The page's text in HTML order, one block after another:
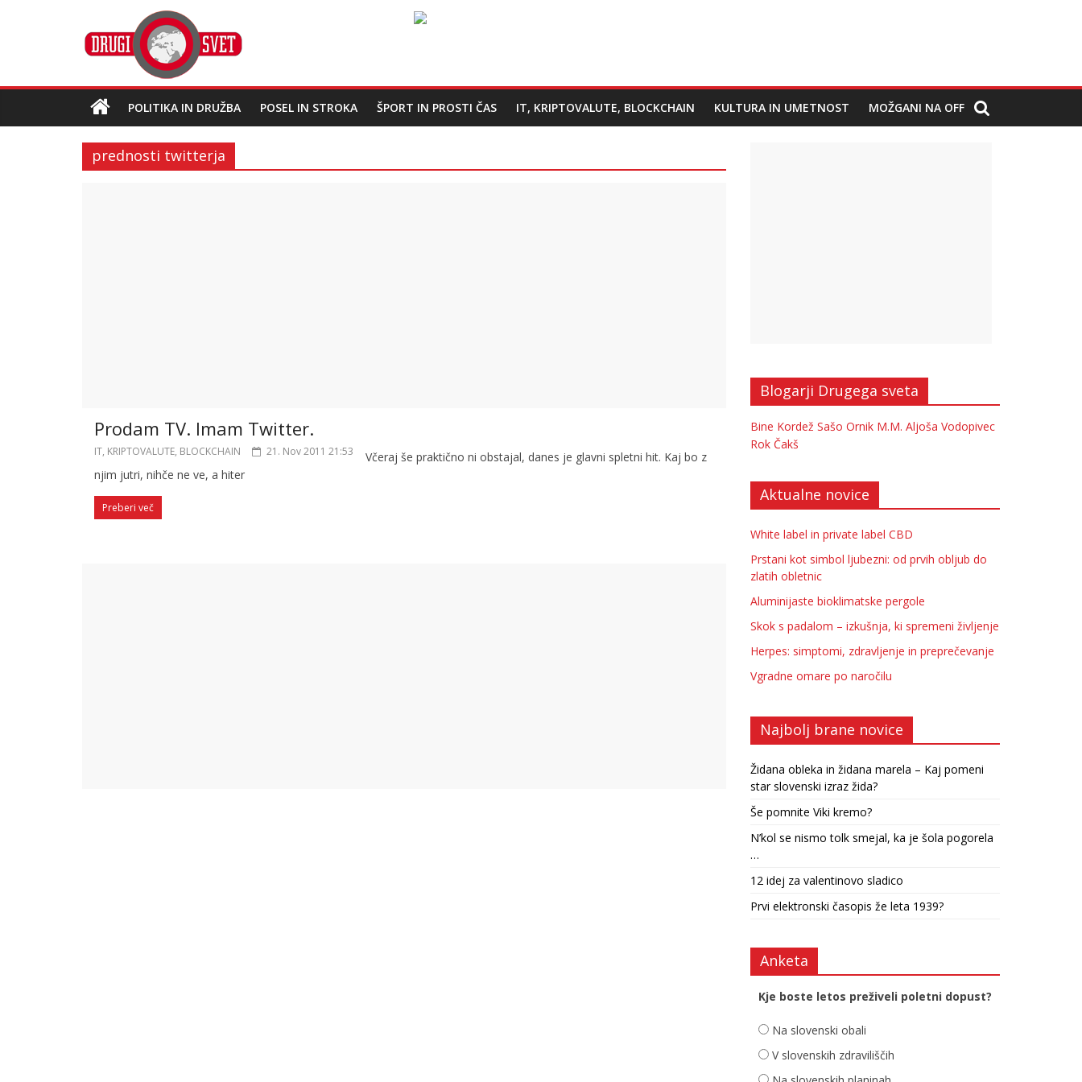
POLITIKA IN DRUŽBA POSEL IN STROKA ŠPORT IN PROSTI ČAS IT, KRIPTOVALUTE, BLOCKCHAIN KULTURA IN UMETNOST MOŽGANI NA OFF
prednosti twitterja
Prodam TV. Imam Twitter.
IT, KRIPTOVALUTE, BLOCKCHAIN 21. Nov 2011 21:53
Včeraj še praktično ni obstajal, danes je glavni spletni hit. Kaj bo z
njim jutri, nihče ne ve, a hiter
Preberi več
Blogarji Drugega sveta
Bine Kordež Sašo Ornik M.M. Aljoša Vodopivec
Rok Čakš
Aktualne novice
White label in private label CBD
Prstani kot simbol ljubezni: od prvih obljub do
zlatih obletnic
Aluminijaste bioklimatske pergole
Skok s padalom – izkušnja, ki spremeni življenje
Herpes: simptomi, zdravljenje in preprečevanje
Vgradne omare po naročilu
Najbolj brane novice
Židana obleka in židana marela – Kaj pomeni
star slovenski izraz žida?
Še pomnite Viki kremo?
N’kol se nismo tolk smejal, ka je šola pogorela
…
12 idej za valentinovo sladico
Prvi elektronski časopis že leta 1939?
Anketa
Kje boste letos preživeli poletni dopust?
Na slovenski obali
V slovenskih zdraviliščih